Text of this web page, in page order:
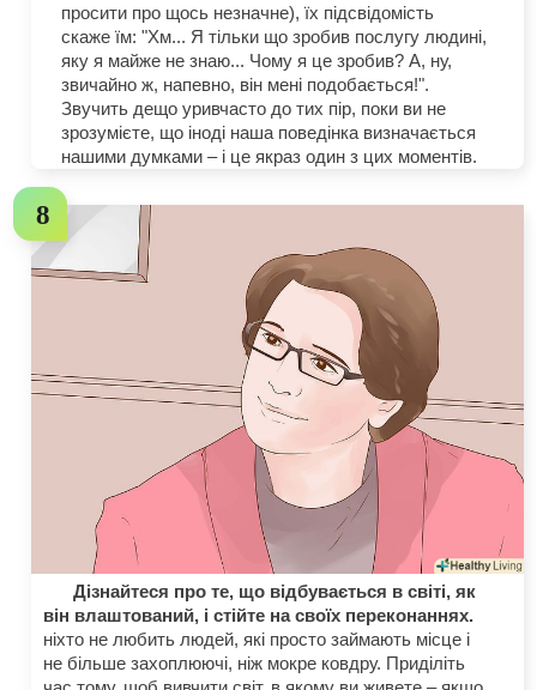
просити про щось незначне), їх підсвідомість
скаже їм: "Хм... Я тільки що зробив послугу людині,
яку я майже не знаю... Чому я це зробив? А, ну,
звичайно ж, напевно, він мені подобається!".
Звучить дещо уривчасто до тих пір, поки ви не
зрозумієте, що іноді наша поведінка визначається
нашими думками – і це якраз один з цих моментів.
Дізнайтеся про те, що відбувається в світі, як
він влаштований, і стійте на своїх переконаннях.
ніхто не любить людей, які просто займають місце і
не більше захоплюючі, ніж мокре ковдру. Приділіть